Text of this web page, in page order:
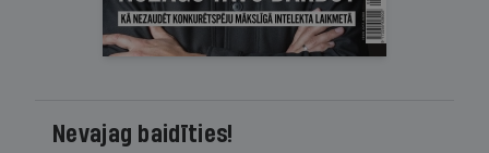
Nevajag baidīties!